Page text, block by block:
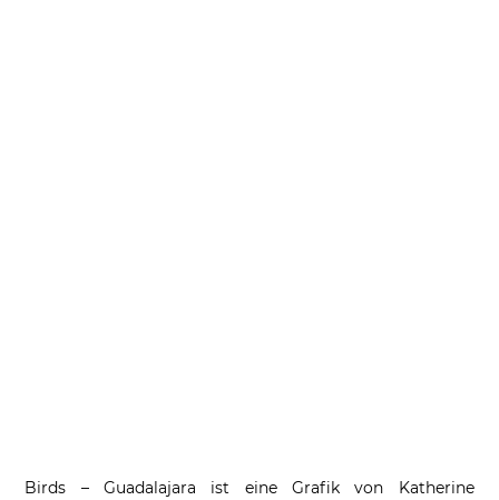
Birds – Guadalajara ist eine Grafik von Katherine